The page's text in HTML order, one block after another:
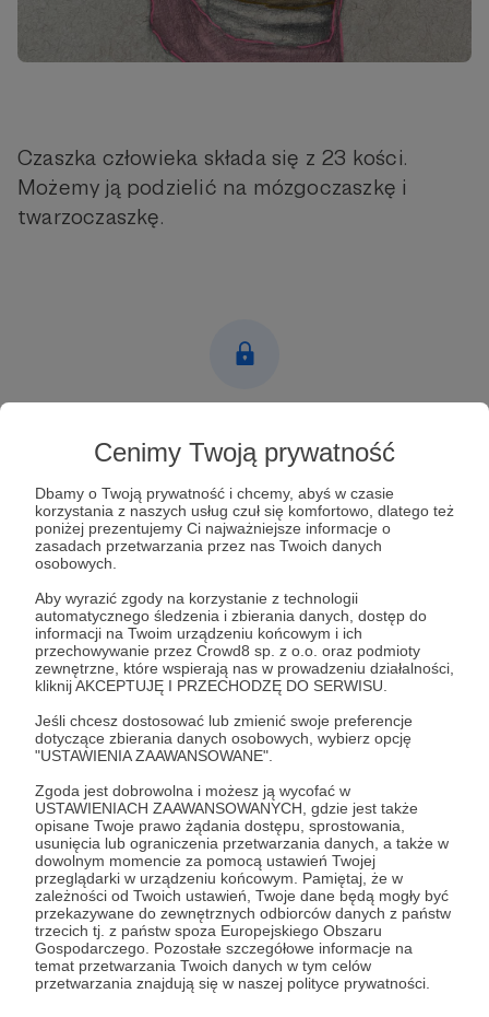
Cenimy Twoją prywatność
Dbamy o Twoją prywatność i chcemy, abyś w czasie
korzystania z naszych usług czuł się komfortowo, dlatego też
poniżej prezentujemy Ci najważniejsze informacje o
zasadach przetwarzania przez nas Twoich danych
osobowych.
Aby wyrazić zgody na korzystanie z technologii
automatycznego śledzenia i zbierania danych, dostęp do
informacji na Twoim urządzeniu końcowym i ich
przechowywanie przez Crowd8 sp. z o.o. oraz podmioty
zewnętrzne, które wspierają nas w prowadzeniu działalności,
kliknij AKCEPTUJĘ I PRZECHODZĘ DO SERWISU.
Jeśli chcesz dostosować lub zmienić swoje preferencje
dotyczące zbierania danych osobowych, wybierz opcję
"USTAWIENIA ZAAWANSOWANE".
Zgoda jest dobrowolna i możesz ją wycofać w
USTAWIENIACH ZAAWANSOWANYCH, gdzie jest także
opisane Twoje prawo żądania dostępu, sprostowania,
usunięcia lub ograniczenia przetwarzania danych, a także w
dowolnym momencie za pomocą ustawień Twojej
przeglądarki w urządzeniu końcowym. Pamiętaj, że w
zależności od Twoich ustawień, Twoje dane będą mogły być
przekazywane do zewnętrznych odbiorców danych z państw
trzecich tj. z państw spoza Europejskiego Obszaru
Gospodarczego. Pozostałe szczegółowe informacje na
temat przetwarzania Twoich danych w tym celów
przetwarzania znajdują się w naszej polityce prywatności.
Czaszka człowieka składa się z 23 kości.
Możemy ją podzielić na mózgoczaszkę i
twarzoczaszkę.
Aby zobaczyć ten materiał musisz być zalogowany
Zostań Patronem
anatomia
Udostępnij
Aleksandra Wojtera
Zobacz profil autora